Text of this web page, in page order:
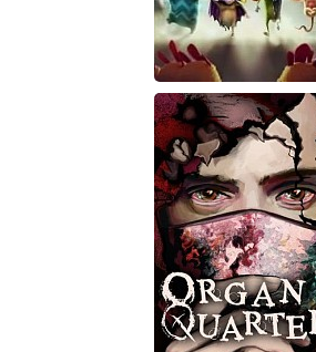
Tiny Brains